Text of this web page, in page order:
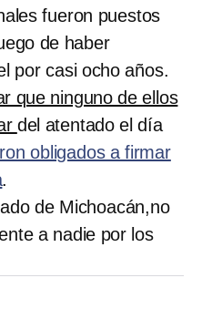
fueron puestos
de haber
por casi ocho años.
que ninguno de ellos
del atentado el día
obligados a firmar
.
de Michoacán,no
a nadie por los